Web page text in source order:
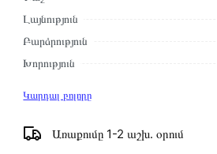
Լայնություն
Բարձրություն
Խորություն
Կարդալ բոլորը
Առաքումը 1-2 աշխ․ օրում